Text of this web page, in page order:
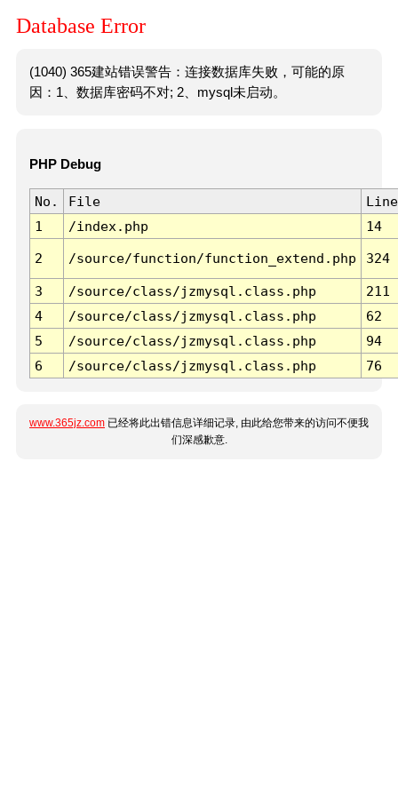
Database Error
(1040) 365建站错误警告：连接数据库失败，可能的原
因：1、数据库密码不对; 2、mysql未启动。
PHP Debug
No. File
Line
1
/index.php 14
2 /source/function/function_extend.php 324
3 /source/class/jzmysql.class.php
211
4
/source/class/jzmysql.class.php
62
5
/source/class/jzmysql.class.php
94
6
/source/class/jzmysql.class.php 76
www.365jz.com 已经将此出错信息详细记录, 由此给您带来的访问不便我
们深感歉意.